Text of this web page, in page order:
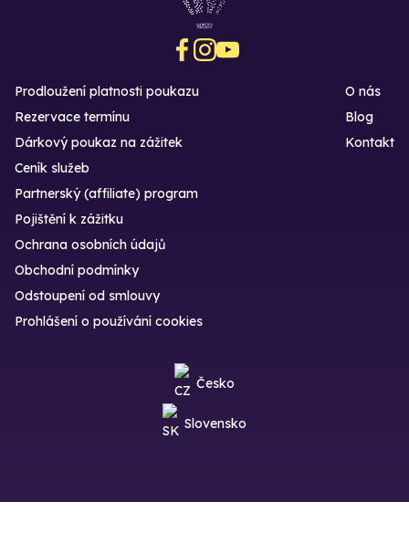
Prodloužení platnosti poukazu
Rezervace termínu
Dárkový poukaz na zážitek
O nás
Blog
Kontakt
Ceník služeb
Partnerský (affiliate) program
Pojištění k zážitku
Ochrana osobních údajů
Obchodní podmínky
Odstoupení od smlouvy
Prohlášení o používání cookies
Česko
Slovensko